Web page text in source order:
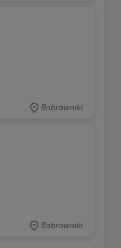
Bobrowniki
Bobrowniki